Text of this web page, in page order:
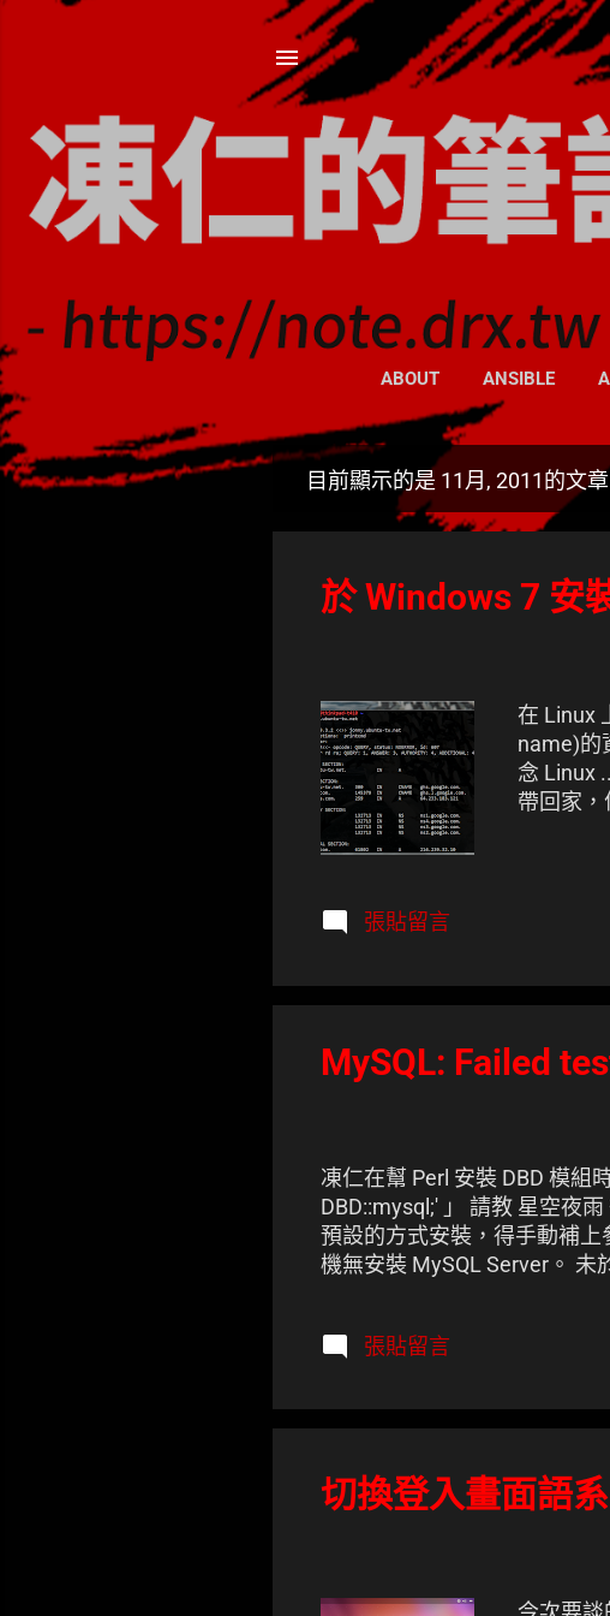
ABOUT ANSIBLE
目前顯示的是 11月, 2011的文章
於 Windows 7 安
在 Linux
name)的
念 Linux
帶回家，
張貼留言
MySQL: Failed
凍仁在幫 Perl 安裝 DBD 模組
DBD::mysql;' 」 請教 星空夜
預設的方式安裝，得手動補上
機無安裝 MySQL Server。 未
張貼留言
切換登入畫面語